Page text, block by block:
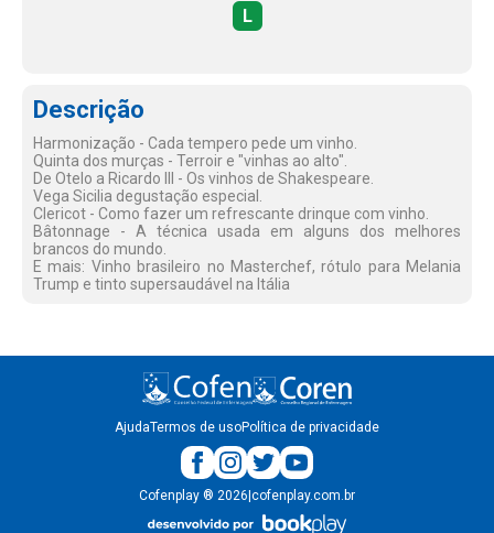
L
Descrição
Harmonização - Cada tempero pede um vinho.
Quinta dos murças - Terroir e "vinhas ao alto".
De Otelo a Ricardo III - Os vinhos de Shakespeare.
Vega Sicilia degustação especial.
Clericot - Como fazer um refrescante drinque com vinho.
Bâtonnage - A técnica usada em alguns dos melhores
brancos do mundo.
E mais: Vinho brasileiro no Masterchef, rótulo para Melania
Trump e tinto supersaudável na Itália
AjudaTermos de usoPolítica de privacidade
Cofenplay ® 2026 cofenplay.com.br